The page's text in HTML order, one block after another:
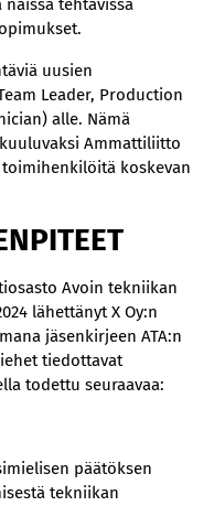
tehtävissä
uusien
Leader, Production
alle. Nämä
Ammattiliitto
koskevan
Avoin tekniikan
lähettänyt X Oy:n
jäsenkirjeen ATA:n
tiedottavat
todettu seuraavaa:
päätöksen
tekniikan